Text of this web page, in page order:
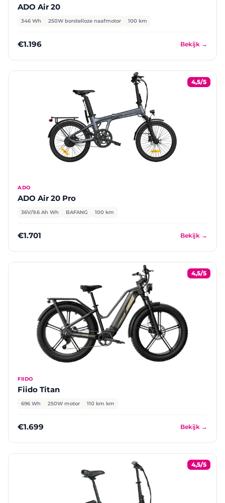
ADO Air 20
346 Wh 250W borstelloze naafmotor 100 km
€1.196 Bekijk →
4,5/5
ADO
ADO Air 20 Pro
36V/9.6 Ah Wh BAFANG 100 km
€1.701 Bekijk →
4,5/5
FIIDO
Fiido Titan
696 Wh 250W motor 110 km km
€1.699 Bekijk →
4,5/5